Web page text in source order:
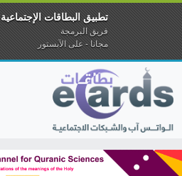
تطبيق البطاقات الإجتماعية
فريق البرمجة
مجانا - على الآبستور